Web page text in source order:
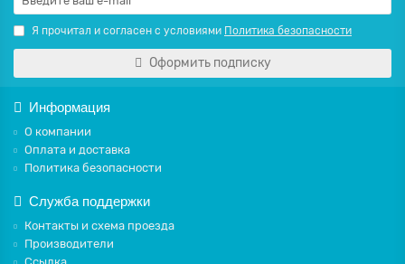
Я прочитал и согласен с условиями Политика безопасности
Оформить подписку
Информация
О компании
Оплата и доставка
Политика безопасности
Служба поддержки
Контакты и схема проезда
Производители